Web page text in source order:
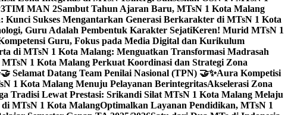
MAN 2Sambut Tahun Ajaran Baru, MTsN 1 Kota Malang
Kunci Sukses Mengantarkan Generasi Berkarakter di MTsN 1 Kota
Guru Adalah Pembentuk Karakter SejatiKeren! Murid MTsN 1
Guru, Fokus pada Media Digital dan Kurikulum
di MTsN 1 Kota Malang: Menguatkan Transformasi Madrasah
1 Kota Malang Perkuat Koordinasi dan Strategi Zona
Selamat Datang Team Penilai Nasional (TPN) 🤝✨Aura Kompetisi
1 Kota Malang Menuju Pelayanan BerintegritasAkselerasi Zona
Tradisi Lewat Prestasi: Srikandi Silat MTsN 1 Kota Malang Melaju
MTsN 1 Kota MalangOptimalkan Layanan Pendidikan, MTsN 1